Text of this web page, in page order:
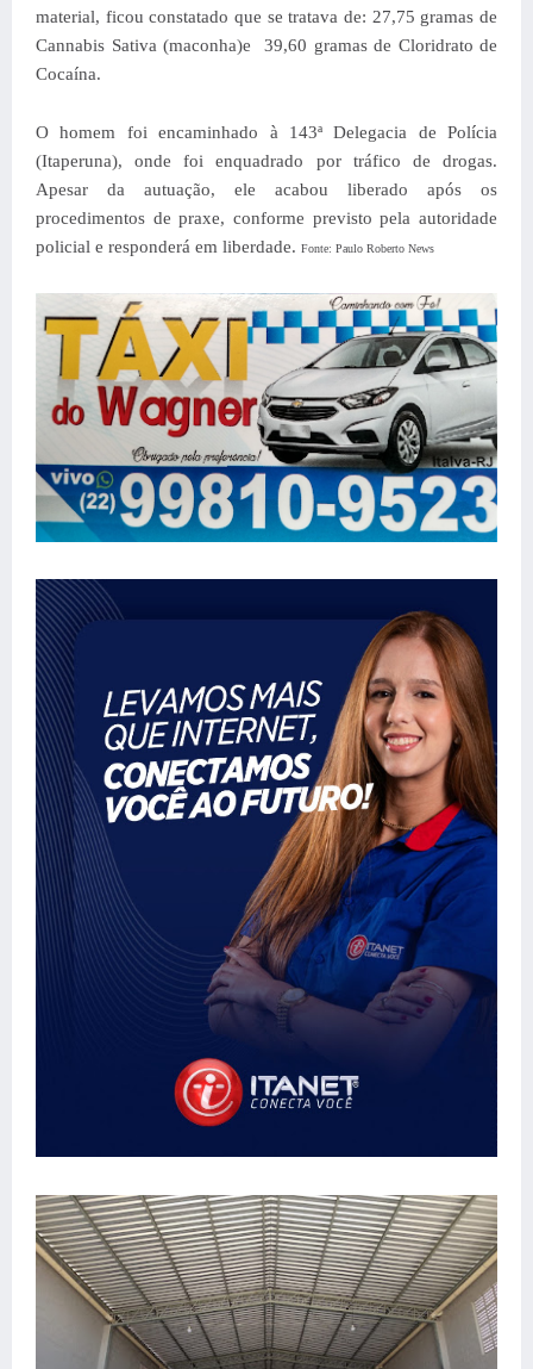
material, ficou constatado que se tratava de: 27,75 gramas de
Cannabis Sativa (maconha)e 39,60 gramas de Cloridrato de
Cocaína.
O homem foi encaminhado à 143ª Delegacia de Polícia
(Itaperuna), onde foi enquadrado por tráfico de drogas.
Apesar da autuação, ele acabou liberado após os
procedimentos de praxe, conforme previsto pela autoridade
policial e responderá em liberdade. Fonte: Paulo Roberto News